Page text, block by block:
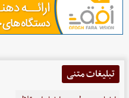
تبلیغات متنی